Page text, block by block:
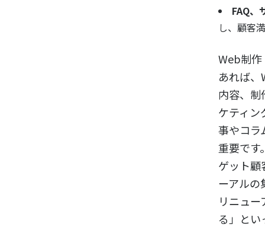
FAQ、
し、顧客
Web制
あれば
内容、制
ケティン
事やコラ
重要です
ゲット顧
ーアルの
リニュ
る」と